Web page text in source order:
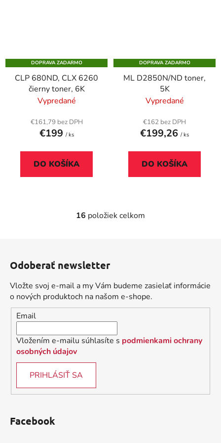
DOPRAVA ZADARMO
CLP 680ND, CLX 6260
čierny toner, 6K
Vypredané
€161,79 bez DPH
€199 / ks
DO KOŠÍKA
DOPRAVA ZADARMO
ML D2850N/ND toner,
5K
Vypredané
€162 bez DPH
€199,26 / ks
DO KOŠÍKA
O
d
c
i
e
p
v
p
16 položiek celkom
Odoberať newsletter
Vložte svoj e-mail a my Vám budeme zasielať informácie
o nových produktoch na našom e-shope.
Email
Vložením e-mailu súhlasíte s podmienkami ochrany
osobných údajov
PRIHLÁSIŤ SA
Facebook